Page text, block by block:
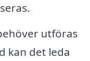
utföras
kan det leda